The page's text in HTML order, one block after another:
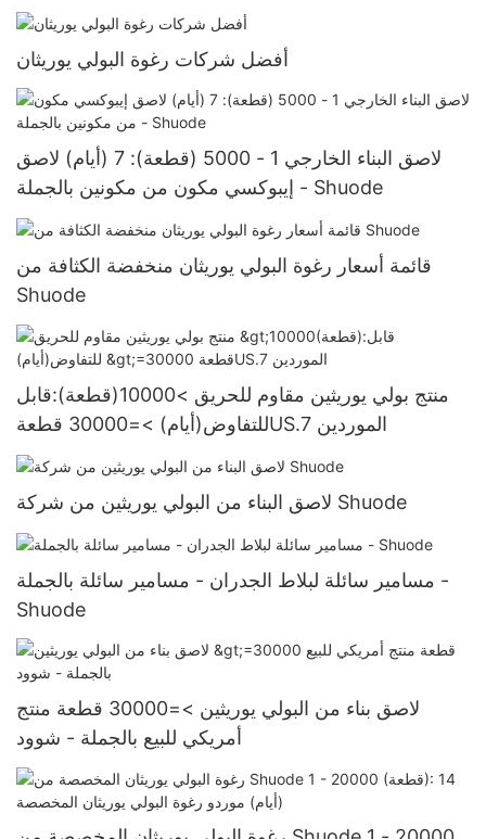
أفضل شركات رغوة البولي يوريثان
لاصق البناء الخارجي 1 - 5000 (قطعة): 7 (أيام) لاصق
إيبوكسي مكون من مكونين بالجملة - Shuode
قائمة أسعار رغوة البولي يوريثان منخفضة الكثافة من
Shuode
منتج بولي يوريثين مقاوم للحريق >10000(قطعة):قابل
للتفاوض(أيام) >=30000 قطعةUS.7 الموردين
لاصق البناء من البولي يوريثين من شركة Shuode
مسامير سائلة لبلاط الجدران - مسامير سائلة بالجملة -
Shuode
لاصق بناء من البولي يوريثين >=30000 قطعة منتج
أمريكي للبيع بالجملة - شوود